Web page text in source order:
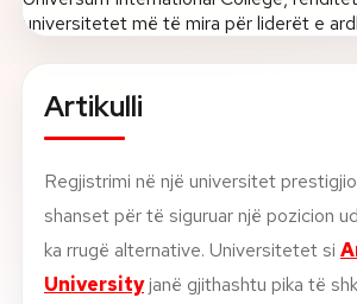
Kontakti
GJUHA
EN
AL
UMS Staff
UMS Students
Artikulli
Regjistrimi në një universitet
shanset për të siguruar një pozicion
ka rrugë alternative. Universitetet si
Universityjanë gjithashtu pika të